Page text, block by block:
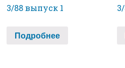
3/88 выпуск 1
Подробнее